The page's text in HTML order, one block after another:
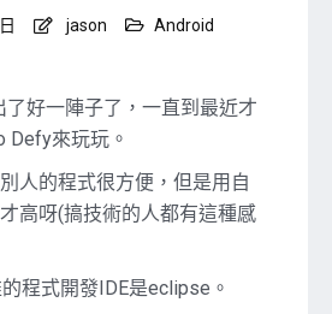
jason
Android
了好一陣子了，一直到最近才
Defy來玩玩。
人的程式很方便，但是用自
高呀(搞技術的人都有這種感
程式開發IDE是eclipse。